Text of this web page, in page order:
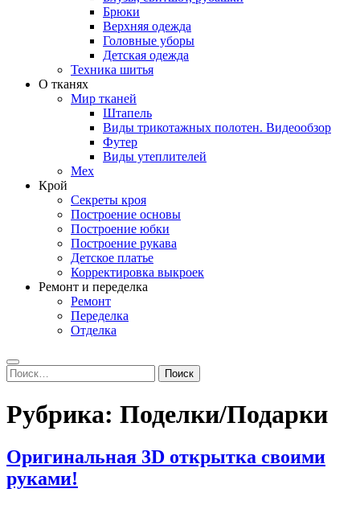
Брюки
Верхняя одежда
Головные уборы
Детская одежда
Техника шитья
О тканях
Мир тканей
Штапель
Виды трикотажных полотен. Видеообзор
Футер
Виды утеплителей
Мех
Крой
Секреты кроя
Построение основы
Построение юбки
Построение рукава
Детское платье
Корректировка выкроек
Ремонт и переделка
Ремонт
Переделка
Отделка
Search
Найти:
Рубрика: Поделки/Подарки
Оригинальная 3D открытка своими
руками!